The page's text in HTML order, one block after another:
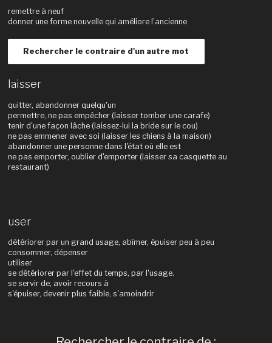
remettre à neuf
donner une forme nouvelle qui améliore l’ancienne
Rechercher le contraire d'un autre mot
laisser
quitter, abandonner quelqu'un
permettre, ne pas empêcher (laisser tomber une carafe)
tenir d'une façon lâche (laissez-lui la bride sur le cou)
ne pas emmener avec soi (laisser les chiens à la maison)
abandonner une personne dans l'état où elle est
ne pas emporter, oublier d'emporter (laisser sa casquette au
restaurant)
user
détériorer par un grand usage, abîmer, épuiser peu à peu
consommer, dépenser
utiliser
se détériorer par l'effet du temps, par l'usage.
se servir de, avoir recours à
s'épuiser, devenir plus faible, s'amoindrir